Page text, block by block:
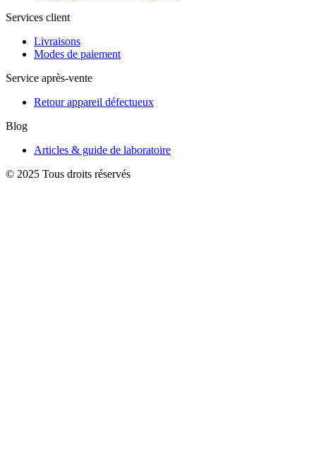
Services client
Livraisons
Modes de paiement
Service après-vente
Retour appareil défectueux
Blog
Articles & guide de laboratoire
© 2025 Tous droits réservés